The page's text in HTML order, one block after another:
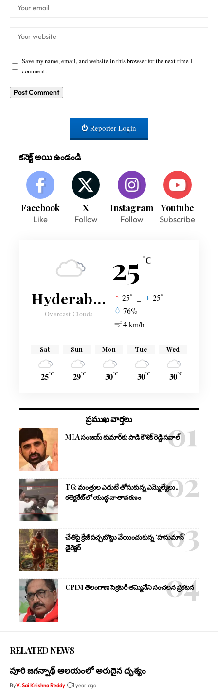
Save my name, email, and website in this browser for the next time I
comment.
Reporter Login
కనెక్ట్ అయి ఉండండి
Facebook
Like
X
Follow
Instagram
Follow
Youtube
Subscribe
25 °C
Hyderabad
Overcast Clouds
25° 25°
76%
4 km/h
Sat
25°C
Sun
29°C
Mon
30°C
Tue
30°C
Wed
30°C
ప్రముఖ వార్తలు
MLA సంజయ్ కుమార్‌కు పాడి కౌశిక్ రెడ్డి సవాల్
TG: మంత్రుల ఎదుటే తోసుకున్న ఎమ్మెల్యేలు..
కలెక్టరేట్‌లో యుద్ధ వాతావరణం
చేతిపై క్రేజీ పచ్చబొట్టు వేయించుకున్న ‘హనుమాన్’
డైరెక్టర్
CPIM తెలంగాణ సెక్రటరీ తమ్మినేని సంచలన ప్రకటన
RELATED NEWS
పూరి జ‌గ‌న్నాథ్ ఆల‌యంలో అరుదైన దృశ్యం
ByV. Sai Krishna Reddy 1 year ago